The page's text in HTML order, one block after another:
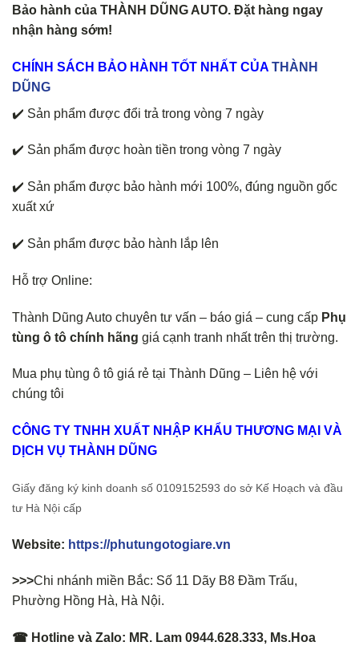
Bảo hành của THÀNH DŨNG AUTO. Đặt hàng ngay
nhận hàng sớm!
CHÍNH SÁCH BẢO HÀNH TỐT NHẤT CỦA THÀNH
DŨNG
✔️ Sản phẩm được đổi trả trong vòng 7 ngày
✔️ Sản phẩm được hoàn tiền trong vòng 7 ngày
✔️ Sản phẩm được bảo hành mới 100%, đúng nguồn gốc
xuất xứ
✔️ Sản phẩm được bảo hành lắp lên
Hỗ trợ Online:
Thành Dũng Auto chuyên tư vấn – báo giá – cung cấp Phụ
tùng ô tô chính hãng giá cạnh tranh nhất trên thị trường.
Mua phụ tùng ô tô giá rẻ tại Thành Dũng – Liên hệ với
chúng tôi
CÔNG TY TNHH XUẤT NHẬP KHẨU THƯƠNG MẠI VÀ
DỊCH VỤ THÀNH DŨNG
Giấy đăng ký kinh doanh số 0109152593 do sở Kế Hoạch và đầu
tư Hà Nội cấp
Website: https://phutungotogiare.vn
>>>Chi nhánh miền Bắc: Số 11 Dãy B8 Đầm Trấu,
Phường Hồng Hà, Hà Nội.
☎ Hotline và Zalo: MR. Lam 0944.628.333, Ms.Hoa